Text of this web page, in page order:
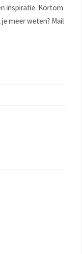
inspiratie. Kortom
meer weten? Mail